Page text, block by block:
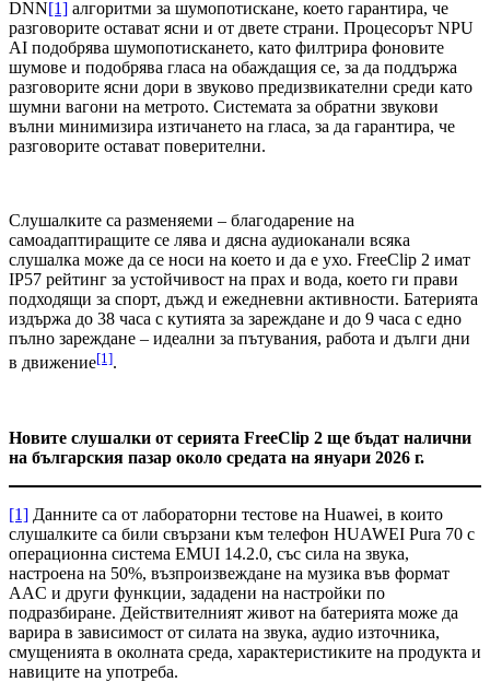
DNN[1] алгоритми за шумопотискане, което гарантира, че
разговорите остават ясни и от двете страни. Процесорът NPU
AI подобрява шумопотискането, като филтрира фоновите
шумове и подобрява гласа на обаждащия се, за да поддържа
разговорите ясни дори в звуково предизвикателни среди като
шумни вагони на метрото. Системата за обратни звукови
вълни минимизира изтичането на гласа, за да гарантира, че
разговорите остават поверителни.
Слушалките са разменяеми – благодарение на
самоадаптиращите се лява и дясна аудиоканали всяка
слушалка може да се носи на което и да е ухо. FreeClip 2 имат
IP57 рейтинг за устойчивост на прах и вода, което ги прави
подходящи за спорт, дъжд и ежедневни активности. Батерията
издържа до 38 часа с кутията за зареждане и до 9 часа с едно
пълно зареждане – идеални за пътувания, работа и дълги дни
в движение[1].
Новите слушалки от серията FreeClip 2 ще бъдат налични
на българския пазар около средата на януари 2026 г.
[1] Данните са от лабораторни тестове на Huawei, в които
слушалките са били свързани към телефон HUAWEI Pura 70 с
операционна система EMUI 14.2.0, със сила на звука,
настроена на 50%, възпроизвеждане на музика във формат
AAC и други функции, зададени на настройки по
подразбиране. Действителният живот на батерията може да
варира в зависимост от силата на звука, аудио източника,
смущенията в околната среда, характеристиките на продукта и
навиците на употреба.